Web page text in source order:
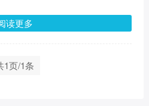
读更多
1页/1条